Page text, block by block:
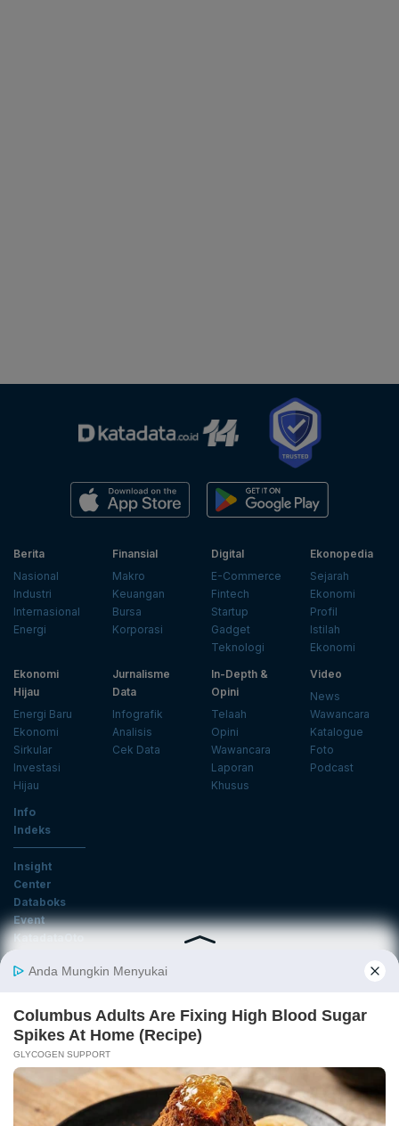
Berita
Nasional
Industri
Internasional
Energi
Finansial
Makro
Keuangan
Bursa
Korporasi
Digital
E-Commerce
Fintech
Startup
Gadget
Teknologi
Ekonopedia
Sejarah
Ekonomi
Profil
Istilah
Ekonomi
Ekonomi
Hijau
Energi Baru
Ekonomi
Sirkular
Investasi
Hijau
Jurnalisme
Data
Infografik
Analisis
Cek Data
In-Depth &
Opini
Telaah
Opini
Wawancara
Laporan
Khusus
Video
News
Wawancara
Katalogue
Foto
Podcast
Info
Indeks
Insight
Center
Databoks
Event
KatadataOto
Email
Daftar